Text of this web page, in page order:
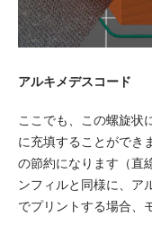
アルキメデスコード
ここでも、この螺旋状
に充填することができ
の節約になります（直
ンフィルと同様に、ア
でプリントする場合、